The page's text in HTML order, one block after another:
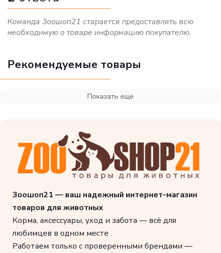
Команда Зоошоп21 старается предоставлять всю
необходимую о товаре информацию покупателю.
Рекомендуемые товары
Показать еще
Зоошоп21 — ваш надежный интернет-магазин
товаров для животных
Корма, аксессуары, уход и забота — всё для
любимцев в одном месте
Работаем только с проверенными брендами —